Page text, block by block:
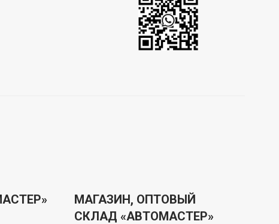
МАГАЗИН, ОПТОВЫЙ
СКЛАД «АВТОМАСТЕР»